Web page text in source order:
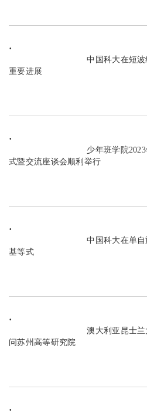
                               中国科大在短波红外单光子激光雷达取得
重要进展
式暨交流座谈会顺利举行
                               中国科大在单自旋量子体系中检验贾辛斯
基等式
                               澳大利亚昆士兰大学副校长李荣誉一行访
问苏州高等研究院